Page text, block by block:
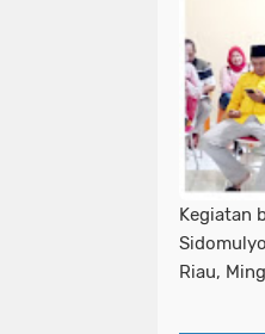
Kegiatan
Riau,